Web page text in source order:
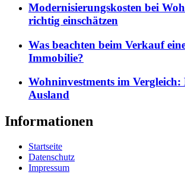
Modernisierungskosten bei
richtig einschätzen
Was beachten beim Verkauf
Immobilie?
Wohninvestments im Vergleich:
Ausland
Informationen
Startseite
Datenschutz
Impressum